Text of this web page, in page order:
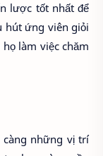
lược tốt nhất để
hút ứng viên giỏi
làm việc chăm
những vị trí